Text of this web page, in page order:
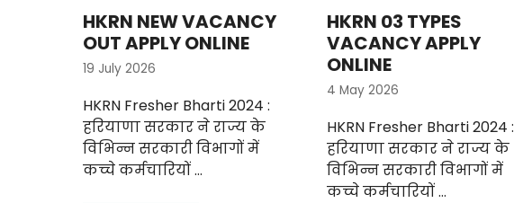
HKRN NEW VACANCY
OUT APPLY ONLINE
19 July 2026
HKRN Fresher Bharti 2024 :
हरियाणा सरकार ने राज्य के
विभिन्न सरकारी विभागों में
कच्चे कर्मचारियों …
HKRN 03 TYPES
VACANCY APPLY
ONLINE
4 May 2026
HKRN Fresher Bharti 2024 :
हरियाणा सरकार ने राज्य के
विभिन्न सरकारी विभागों में
कच्चे कर्मचारियों …